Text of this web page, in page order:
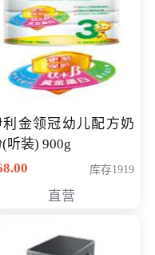
利金领冠幼儿配方奶
听装) 900g
库存1919
直营